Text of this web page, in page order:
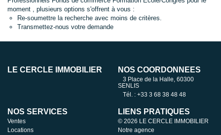
moment , plusieurs options s'offrent à vous :
Re-soumettre la recherche avec moins de critères.
Transmettez-nous votre demande
LE CERCLE IMMOBILIER NOS COORDONNÉES
3 Place de la Halle, 60300
SENLIS
Tél. : +33 3 68 38 48 48
NOS SERVICES
Ventes
Locations
LIENS PRATIQUES
© 2026 LE CERCLE IMMOBILIER
Notre agence